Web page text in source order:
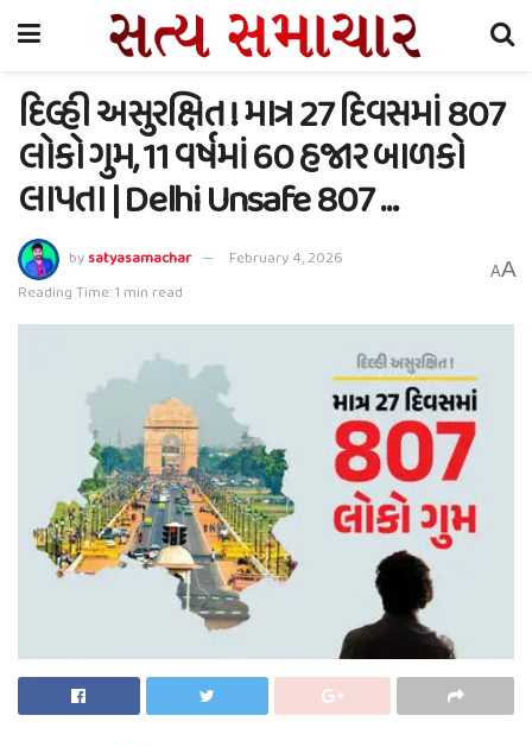
દિલ્હી અસુરક્ષિત ! માત્ર 27 દિવસમાં 807
લોકો ગુમ, 11 વર્ષમાં 60 હજાર બાળકો
લાપતા | Delhi Unsafe 807 …
bysatyasamachar
February 4, 2026
Reading Time: 1 min read
AA